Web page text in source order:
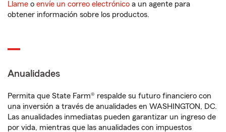
Llame o envíe un correo electrónico a un agente para
obtener información sobre los productos.
Anualidades
Permita que State Farm® respalde su futuro financiero con
una inversión a través de anualidades en WASHINGTON, DC.
Las anualidades inmediatas pueden garantizar un ingreso de
por vida, mientras que las anualidades con impuestos